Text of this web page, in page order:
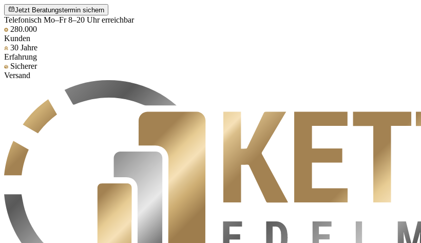
Jetzt Beratungstermin sichern
Telefonisch Mo–Fr 8–20 Uhr erreichbar
280.000
Kunden
30 Jahre
Erfahrung
Sicherer
Versand